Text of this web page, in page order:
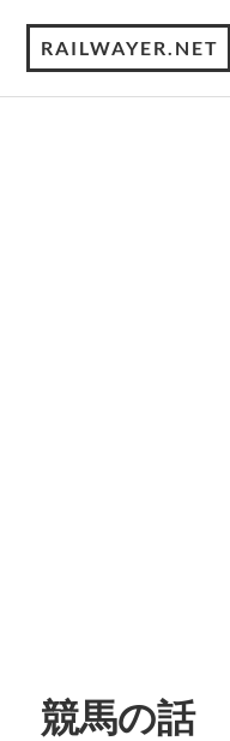
RAILWAYER.NET
競馬の話